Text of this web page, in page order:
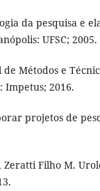
da pesquisa e
UFSC; 2005.
Métodos e
Impetus; 2016.
projetos de
Zeratti Filho M.